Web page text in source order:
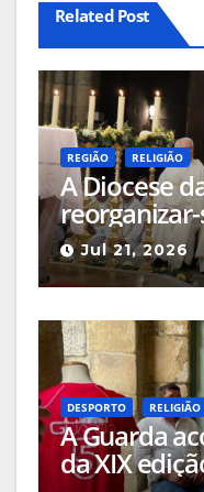
Related Post
REGIÃO RELIGIÃO
A Diocese
Pastorais e
de vários
Jul 21, 2026
DESPORTO RELIGIÃO
A Guarda
da XIX